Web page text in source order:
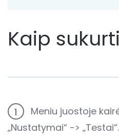
Kaip
1
Meniu juostoje
„Nustatymai“ -> „Testai“.